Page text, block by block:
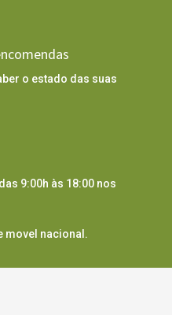
o estado das suas
9:00h às 18:00 nos
movel nacional.